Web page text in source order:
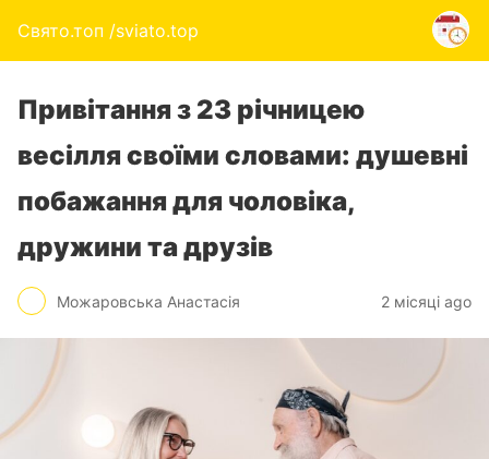
Свято.топ /sviato.top
Привітання з 23 річницею
весілля своїми словами: душевні
побажання для чоловіка,
дружини та друзів
Можаровська Анастасія 2 місяці ago